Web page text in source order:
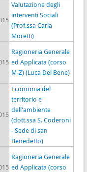
Valutazione degli
interventi Sociali
(Prof.ssa Carla
Moretti)
Ragioneria Generale
ed Applicata (corso
M-Z) (Luca Del Bene)
Economia del
territorio e
dell'ambiente
(dott.ssa S. Coderoni
- Sede di san
Benedetto)
Ragioneria Generale
ed Applicata (corso